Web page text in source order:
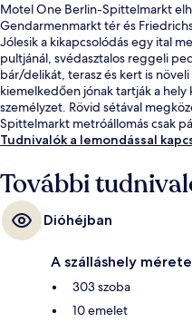
Motel One Berlin-Spittelmarkt
Gendarmenmarkt tér és
Jólesik a kikapcsolódás egy ital
pultjánál, svédasztalos reggeli
bár/delikát, terasz és kert is
kiemelkedően jónak tartják a
személyzet. Rövid sétával
Spittelmarkt metróállomás csak
metróállomás pedig 5 perc séta.
Tudnivalók a lemondással
További
Dióhéjban
A szálláshely mérete
303 szoba
10 emelet